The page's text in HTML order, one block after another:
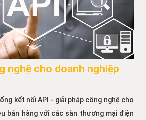
nghệ cho doanh nghiệp
kết nối API - giải pháp công nghệ cho
bán hàng với các sàn thương mại điện